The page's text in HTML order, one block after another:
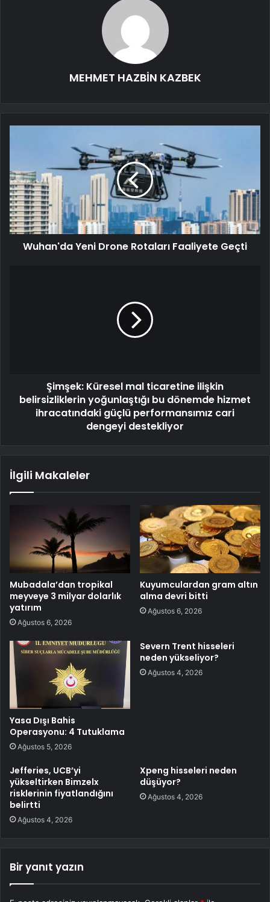
MEHMET HAZBİN KAZBEK
Wuhan'da Yeni Drone Rotaları Faaliyete Geçti
Şimşek: Küresel mal ticaretine ilişkin
belirsizliklerin yoğunlaştığı bu dönemde hizmet
ihracatındaki güçlü performansımız cari
dengeyi destekliyor
İlgili Makaleler
Mubadala’dan tropikal
meyveye 3 milyar dolarlık
yatırım
Ağustos 6, 2026
Kuyumculardan gram altın
alma devri bitti
Ağustos 6, 2026
Yasa Dışı Bahis
Operasyonu: 4 Tutuklama
Ağustos 5, 2026
Severn Trent hisseleri
neden yükseliyor?
Ağustos 4, 2026
Jefferies, UCB’yi
yükseltirken Bimzelx
risklerinin fiyatlandığını
belirtti
Ağustos 4, 2026
Xpeng hisseleri neden
düşüyor?
Ağustos 4, 2026
Bir yanıt yazın